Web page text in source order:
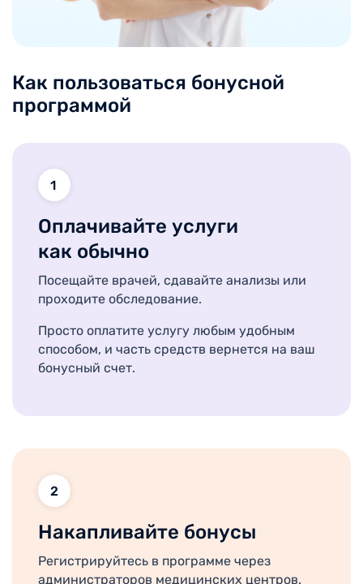
Как пользоваться бонусной
программой
1
Оплачивайте услуги
как обычно
Посещайте врачей, сдавайте анализы или
проходите обследование.
Просто оплатите услугу любым удобным
способом, и часть средств вернется на ваш
бонусный счет.
2
Накапливайте бонусы
Регистрируйтесь в программе через
администраторов медицинских центров.